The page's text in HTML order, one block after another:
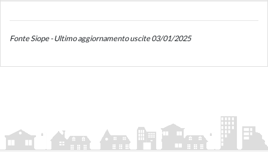
Fonte Siope - Ultimo aggiornamento uscite 03/01/2025